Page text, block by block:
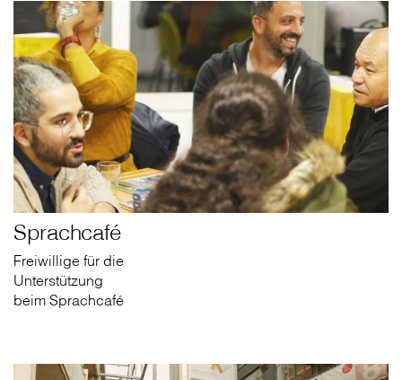
Sprachcafé
Freiwillige für die
Unterstützung
beim Sprachcafé